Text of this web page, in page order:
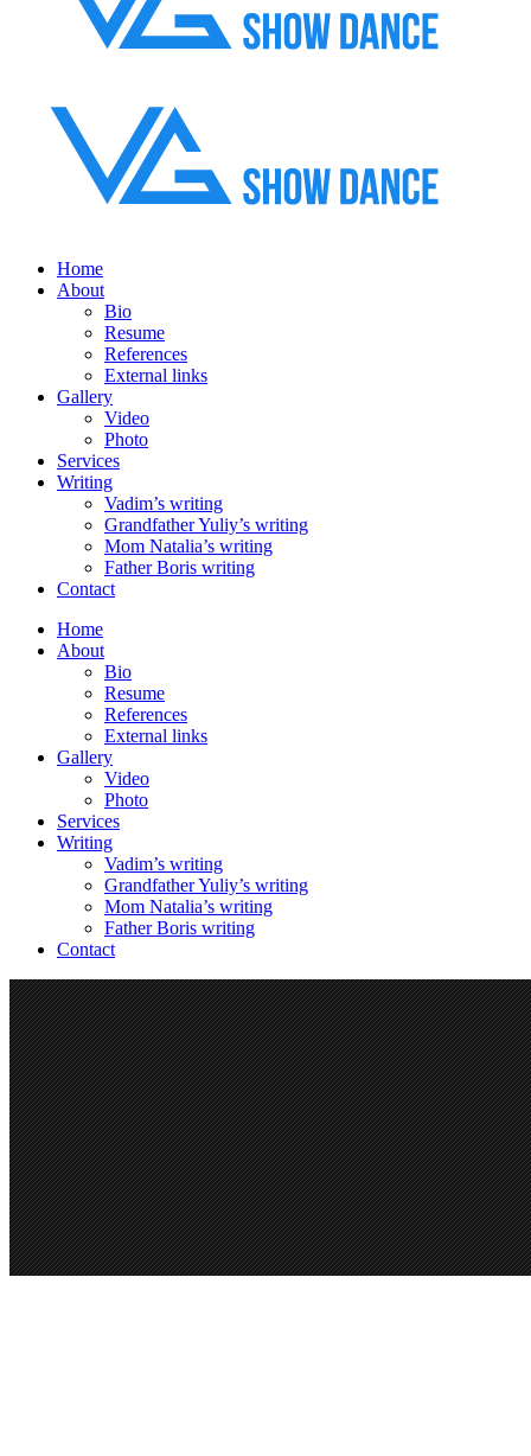
Home
About
Bio
Resume
References
External links
Gallery
Video
Photo
Services
Writing
Vadim’s writing
Grandfather Yuliy’s writing
Mom Natalia’s writing
Father Boris writing
Contact
Home
About
Bio
Resume
References
External links
Gallery
Video
Photo
Services
Writing
Vadim’s writing
Grandfather Yuliy’s writing
Mom Natalia’s writing
Father Boris writing
Contact